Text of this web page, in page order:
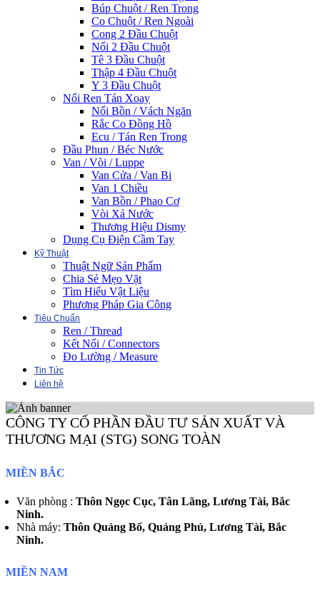
Búp Chuột / Ren Trong
Co Chuột / Ren Ngoài
Cong 2 Đầu Chuột
Nối 2 Đầu Chuột
Tê 3 Đầu Chuột
Thập 4 Đầu Chuột
Y 3 Đầu Chuột
Nối Ren Tán Xoay
Nối Bồn / Vách Ngăn
Rắc Co Đồng Hồ
Ecu / Tán Ren Trong
Đầu Phun / Béc Nước
Van / Vòi / Luppe
Van Cửa / Van Bi
Van 1 Chiều
Van Bồn / Phao Cơ
Vòi Xả Nước
Thương Hiệu Dismy
Dụng Cụ Điện Cầm Tay
Kỹ Thuật
Thuật Ngữ Sản Phẩm
Chia Sẻ Mẹo Vặt
Tìm Hiểu Vật Liệu
Phương Pháp Gia Công
Tiêu Chuẩn
Ren / Thread
Kết Nối / Connectors
Đo Lường / Measure
Tin Tức
Liên hệ
CÔNG TY CỔ PHẦN ĐẦU TƯ SẢN XUẤT VÀ
THƯƠNG MẠI (STG) SONG TOÀN
MIỀN BẮC
Văn phòng : Thôn Ngọc Cục, Tân Lãng, Lương Tài, Bắc
Ninh.
Nhà máy: Thôn Quảng Bố, Quảng Phú, Lương Tài, Bắc
Ninh.
MIỀN NAM